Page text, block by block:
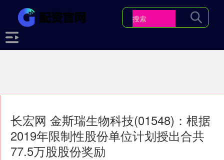
长宏网 金斯瑞生物科技(01548)：根据
2019年限制性股份单位计划授出合共
77.5万股股份奖励